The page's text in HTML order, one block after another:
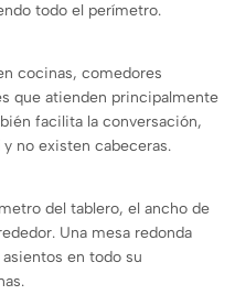
todo el perímetro.
cocinas, comedores
que atienden principalmente
facilita la conversación,
no existen cabeceras.
del tablero, el ancho de
Una mesa redonda
en todo su